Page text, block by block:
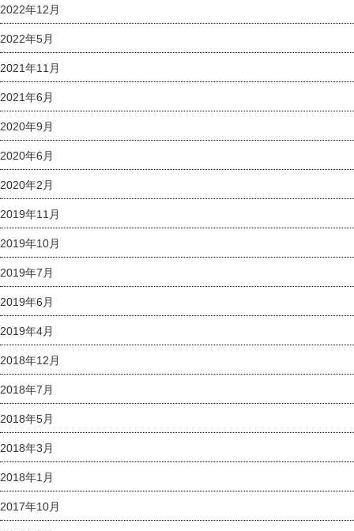
2022年12月
2022年5月
2021年11月
2021年6月
2020年9月
2020年6月
2020年2月
2019年11月
2019年10月
2019年7月
2019年6月
2019年4月
2018年12月
2018年7月
2018年5月
2018年3月
2018年1月
2017年10月